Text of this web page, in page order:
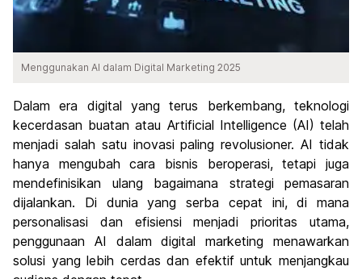
Menggunakan AI dalam Digital Marketing 2025
Dalam era digital yang terus berkembang, teknologi
kecerdasan buatan atau Artificial Intelligence (AI) telah
menjadi salah satu inovasi paling revolusioner. AI tidak
hanya mengubah cara bisnis beroperasi, tetapi juga
mendefinisikan ulang bagaimana strategi pemasaran
dijalankan. Di dunia yang serba cepat ini, di mana
personalisasi dan efisiensi menjadi prioritas utama,
penggunaan AI dalam digital marketing menawarkan
solusi yang lebih cerdas dan efektif untuk menjangkau